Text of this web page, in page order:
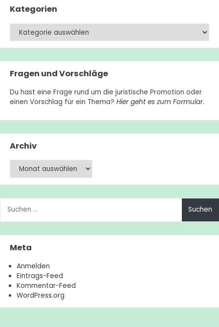
Kategorien
Fragen und Vorschläge
Du hast eine Frage rund um die juristische Promotion oder
einen Vorschlag für ein Thema?Hier geht es zum Formular.
Archiv
Archiv
nach:
Meta
Anmelden
Eintrags-Feed
Kommentar-Feed
WordPress.org